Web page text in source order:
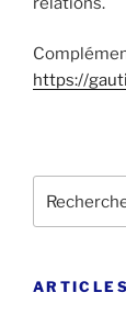
https://
pour